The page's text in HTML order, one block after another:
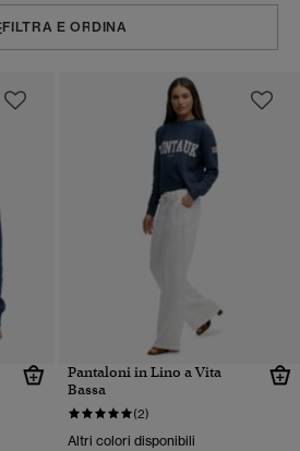
FILTRA E ORDINA
Pantaloni in Lino a Vita
Bassa
(2)
Altri colori disponibili